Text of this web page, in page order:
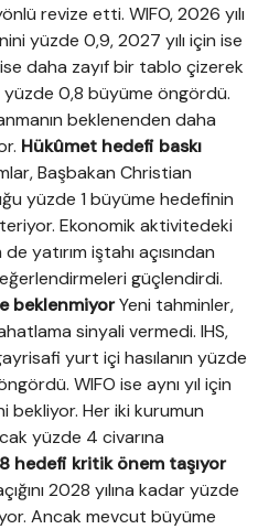
revize etti. WIFO, 2026 yılı
yüzde 0,9, 2027 yılı için ise
ise daha zayıf bir tablo çizerek
0,8 büyüme öngördü.
beklenenden daha
Hükûmet hedefi baskı
Başbakan Christian
yüzde 1 büyüme hedefinin
Ekonomik aktivitedeki
yatırım iştahı açısından
güçlendirdi.
beklenmiyorYeni tahminler,
sinyali vermedi. IHS,
yurt içi hasılanın yüzde
WIFO ise aynı yıl için
bekliyor. Her iki kurumun
yüzde 4 civarına
hedefi kritik önem taşıyor
2028 yılına kadar yüzde
Ancak mevcut büyüme